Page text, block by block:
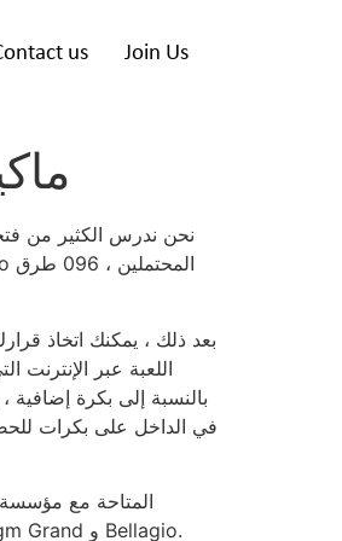
us Join Us
نحن ندرس الكثير من
اللعبة عبر
في الداخل على بكرات